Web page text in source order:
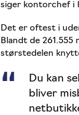
siger kontorchef i
Det er oftest i
Blandt de
størstedelen
Du kan
bliver